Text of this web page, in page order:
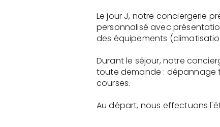
Le jour J, notre conciergerie
personnalisé avec
des équipements
Durant le séjour, notre
toute demande : dépannage
courses.
Au départ, nous effectuons